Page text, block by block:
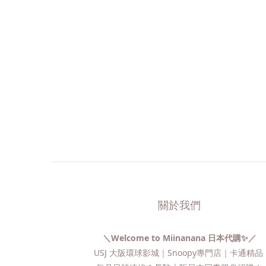
關於我們
＼Welcome to Miinanana 日本代購✨／
USJ 大阪環球影城｜Snoopy專門店｜卡通精